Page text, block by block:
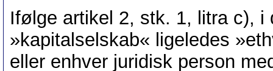
Ifølge artikel 2, stk. 1, litra c), i
»kapitalselskab« ligeledes
eller enhver juridisk person